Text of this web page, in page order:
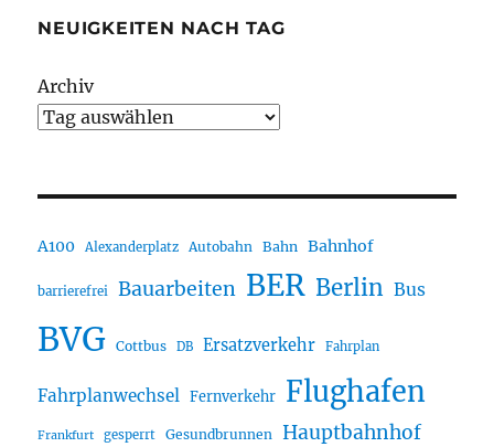
NEUIGKEITEN NACH TAG
Archiv
A100 Alexanderplatz Autobahn Bahn Bahnhof
barrierefrei Bauarbeiten BER Berlin Bus
BVG Cottbus DB Ersatzverkehr Fahrplan
Fahrplanwechsel Fernverkehr Flughafen
Frankfurt gesperrt Gesundbrunnen Hauptbahnhof